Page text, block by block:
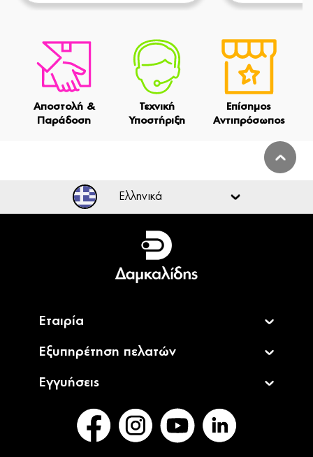
Αποστολή &
Παράδοση
Τεχνική
Υποστήριξη
Επίσημος
Αντιπρόσωπος
Ελληνικά
Ελληνικά
English
Εταιρία
Εξυπηρέτηση πελατών
Εγγυήσεις